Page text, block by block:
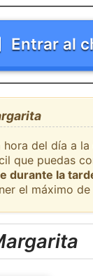
Entrar al
del día a
que puedas
durante la
el máximo